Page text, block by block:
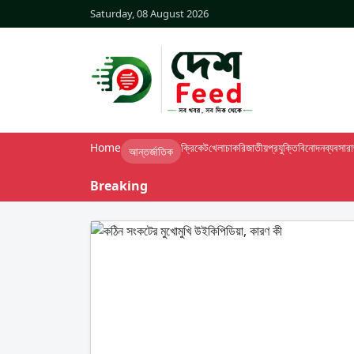
Saturday, 08 August 2026
Home আন্তর্জাতিক ক্রিকেটখেলাচাকরিজাতীয়প্রযুক্তিবিনোদনব্যবসা
Breaking